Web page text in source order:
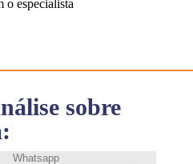
sobre
o especialista